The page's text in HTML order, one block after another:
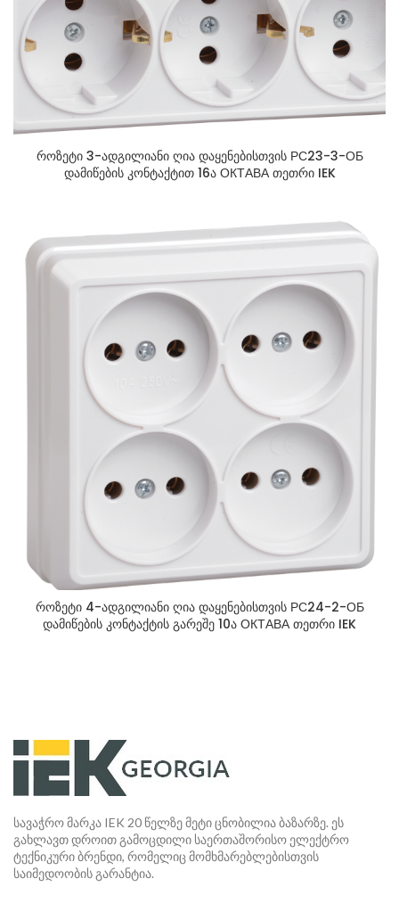
როზეტი 3-ადგილიანი ღია დაყენებისთვის РС23-3-ОБ
დამიწების კონტაქტით 16ა ОКТАВА თეთრი IEK
როზეტი 4-ადგილიანი ღია დაყენებისთვის РС24-2-ОБ
დამიწების კონტაქტის გარეშე 10ა ОКТАВА თეთრი IEK
სავაჭრო მარკა IEK 20 წელზე მეტი ცნობილია ბაზარზე. ეს
გახლავთ დროით გამოცდილი საერთაშორისო ელექტრო
ტექნიკური ბრენდი, რომელიც მომხმარებლებისთვის
საიმედოობის გარანტია.